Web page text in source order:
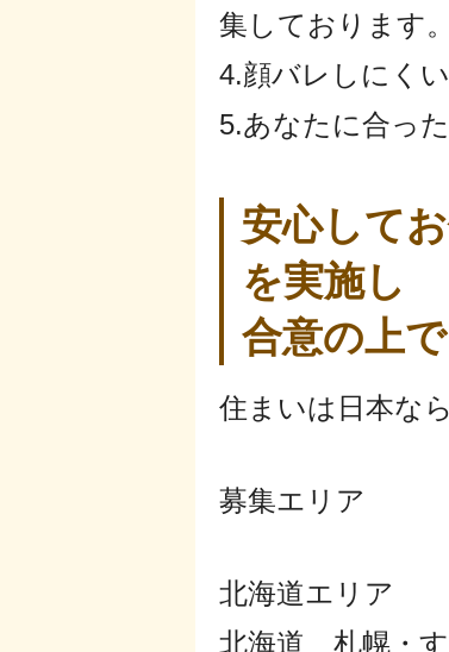
集しております。
4.顔バレしにく
5.あなたに合っ
安心して
を実施し
合意の上
住まいは日本な
募集エリア
北海道エリア
北海道 札幌・す